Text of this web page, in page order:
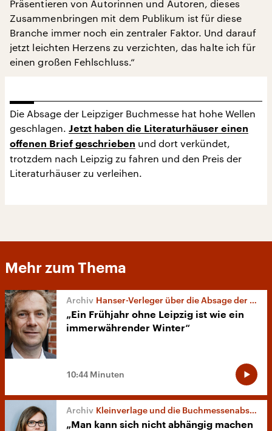
Präsentieren von Autorinnen und Autoren, dieses
Zusammenbringen mit dem Publikum ist für diese
Branche immer noch ein zentraler Faktor. Und darauf
jetzt leichten Herzens zu verzichten, das halte ich für
einen großen Fehlschluss.“
Die Absage der Leipziger Buchmesse hat hohe Wellen
geschlagen. Jetzt haben die Literaturhäuser einen
offenen Brief geschrieben und dort verkündet,
trotzdem nach Leipzig zu fahren und den Preis der
Literaturhäuser zu verleihen.
Mehr zum Thema
Hanser-Verleger über die Absage der Leipziger Buchmesse
„Ein Frühjahr ohne Leipzig ist wie ein
immerwährender Winter“
10:44 Minuten
Kleinverlage und die Buchmessenabsage
„Man kann sich nicht abhängig machen